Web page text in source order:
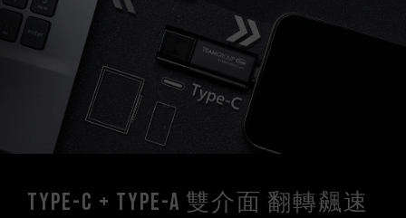
Type-C + Type-A 雙介面 翻轉飆速